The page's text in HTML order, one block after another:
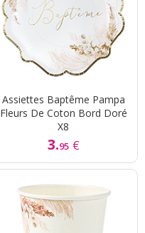
Assiettes Baptême Pampa
Fleurs De Coton Bord Doré
X8
3.95 €